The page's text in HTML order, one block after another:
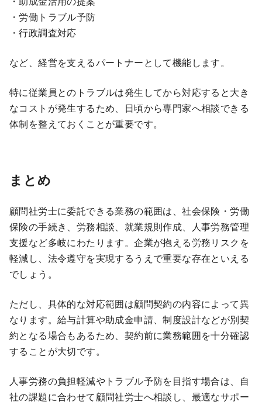
・労働トラブル予防
・行政調査対応
など、経営を支えるパートナーとして機能します。
特に従業員とのトラブルは発生してから対応すると大き
なコストが発生するため、日頃から専門家へ相談できる
体制を整えておくことが重要です。
まとめ
顧問社労士に委託できる業務の範囲は、社会保険・労働
保険の手続き、労務相談、就業規則作成、人事労務管理
支援など多岐にわたります。企業が抱える労務リスクを
軽減し、法令遵守を実現するうえで重要な存在といえる
でしょう。
ただし、具体的な対応範囲は顧問契約の内容によって異
なります。給与計算や助成金申請、制度設計などが別契
約となる場合もあるため、契約前に業務範囲を十分確認
することが大切です。
人事労務の負担軽減やトラブル予防を目指す場合は、自
社の課題に合わせて顧問社労士へ相談し、最適なサポー